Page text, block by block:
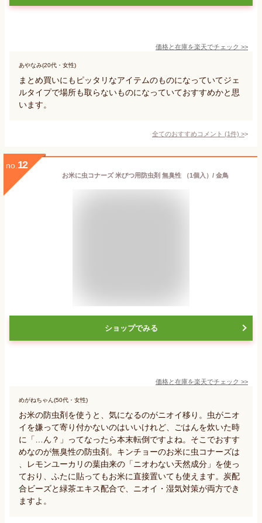
価格と在庫を楽天でチェック >>
あやなみ(20代・女性)
まとめ買いにもピッタリなアイテムのものになっていてジェ
ルタイプで場所も取らないものになっていておすすめかと思
います。
全てのおすすめコメント (1件) >
no. 12
お米に虫コナーズ 米びつ用防虫剤 無臭性 （1個入）/ 金鳥
ショップでみる
価格と在庫を楽天でチェック >>
めがねちゃん(50代・女性)
お米の防虫剤を使うと、気になるのがニオイ移り。虫がニオ
イを嫌って寄り付かないのはいいけれど、ごはんを炊いた時
に「…ん？」ってなったら本末転倒ですよね。そこでおすす
めなのが無臭性の防虫剤。キンチョーのお米に虫コナーズは
、レモンユーカリの葉由来の「ニオわない天然成分」を使っ
ており、ふたに貼ってもお米に直接置いても使えます。炭配
合ビーズと緑茶エキス配合で、ニオイ・湿気対策が両方でき
ますよ。